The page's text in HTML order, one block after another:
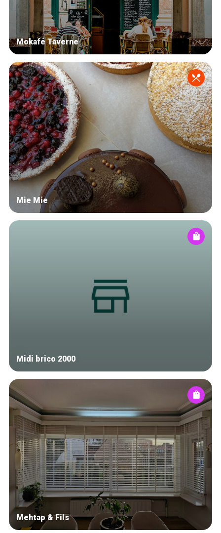
Mokafé Taverne
Mie Mie
Midi brico 2000
Mehtap & Fils